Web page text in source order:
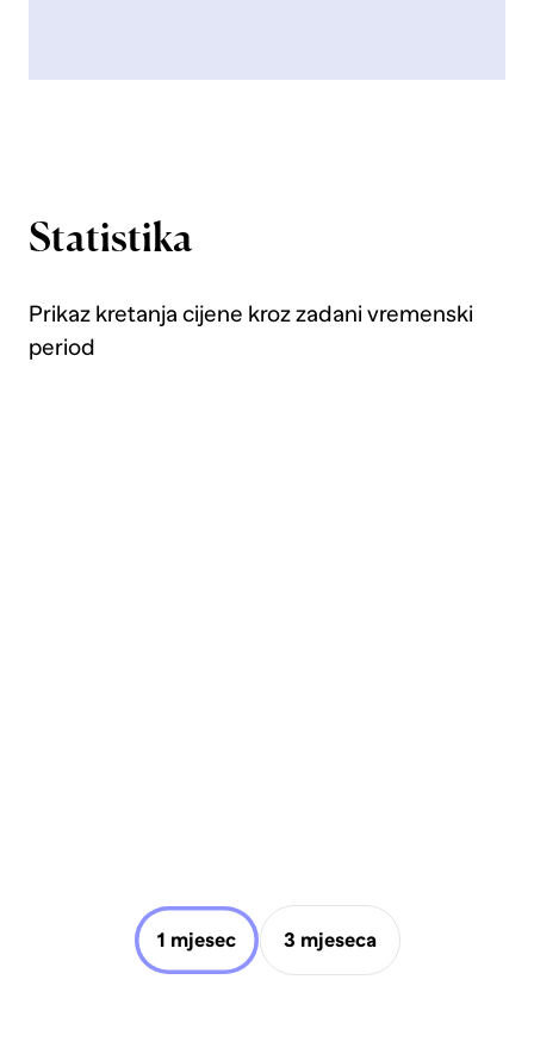
Statistika
Prikaz kretanja cijene kroz zadani vremenski
period
1 mjesec 3 mjeseca